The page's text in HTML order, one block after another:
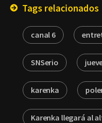
Tags relacionados
canal 6
SNSerio
karenka
Karenka llegará al